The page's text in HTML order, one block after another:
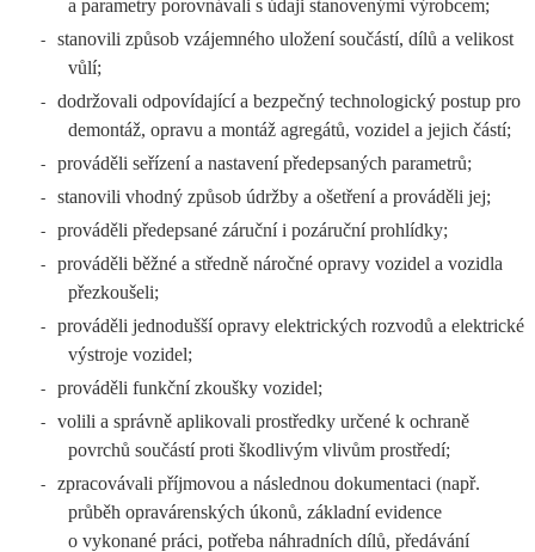
a parametry porovnávali s údaji stanovenými výrobcem;
-
stanovili způsob vzájemného uložení součástí, dílů a velikost
vůlí;
-
dodržovali odpovídající a bezpečný technologický postup pro
demontáž, opravu a montáž agregátů, vozidel a jejich částí;
- prováděli seřízení a nastavení předepsaných parametrů;
- stanovili vhodný způsob údržby a ošetření a prováděli jej;
- prováděli předepsané záruční i pozáruční prohlídky;
-
prováděli běžné a středně náročné opravy vozidel a vozidla
přezkoušeli;
-
prováděli jednodušší opravy elektrických rozvodů a elektrické
výstroje vozidel;
- prováděli funkční zkoušky vozidel;
-
volili a správně aplikovali prostředky určené k ochraně
povrchů součástí proti škodlivým vlivům prostředí;
-
zpracovávali příjmovou a následnou dokumentaci (např.
průběh opravárenských úkonů, základní evidence
o vykonané práci, potřeba náhradních dílů, předávání